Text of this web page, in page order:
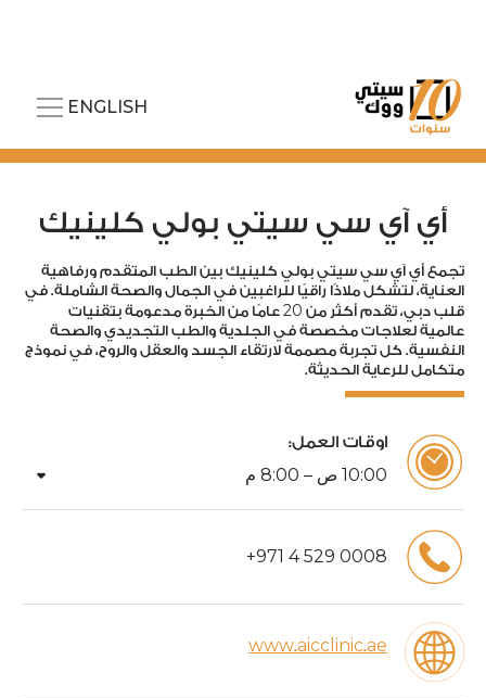
ENGLISH
اوقات العمل:
10:00 ص – 8:00 م arrow_drop_down
+971 4 529 0008
www.aicclinic.ae
أي آي سي سيتي بولي كلينيك
تجمع أي آي سي سيتي بولي كلينيك بين الطب المتقدم ورفاهية
العناية، لتشكل ملاذًا راقيًا للراغبين في الجمال والصحة الشاملة. في
قلب دبي، تقدم أكثر من 20 عامًا من الخبرة مدعومة بتقنيات
عالمية لعلاجات مخصصة في الجلدية والطب التجديدي والصحة
النفسية. كل تجربة مصممة لارتقاء الجسد والعقل والروح، في نموذج
متكامل للرعاية الحديثة.